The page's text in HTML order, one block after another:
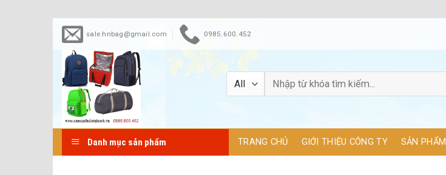
Skip
content
sale.hnbag@gmail.com 0985.600.452
Danh mục sản phẩm TRANG CHỦ GIỚI THIỆU CÔNG TY SẢN PHẨM